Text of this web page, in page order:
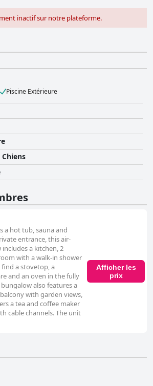
inactif sur notre plateforme.
Piscine Extérieure
a hot tub, sauna and
entrance, this air-
a kitchen, 2
with a walk-in shower
find a stovetop, a
and an oven in the fully
also features a
with garden views,
a tea and coffee maker
cable channels. The unit
Afficher les
prix